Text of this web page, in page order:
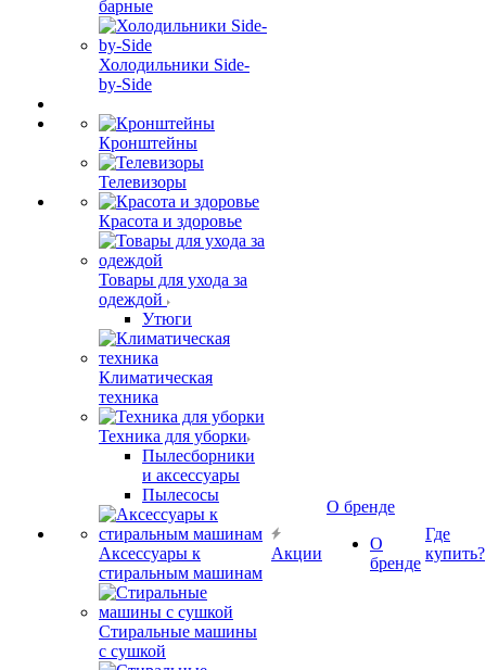
барные
Холодильники Side-
by-Side
Кронштейны
Телевизоры
Красота и здоровье
Товары для ухода за
одеждой
Утюги
Климатическая
техника
Техника для уборки
Пылесборники
и аксессуары
Пылесосы
Аксессуары к
стиральным машинам
Стиральные машины
с сушкой
Акции
О бренде
О
бренде
Где
купить?